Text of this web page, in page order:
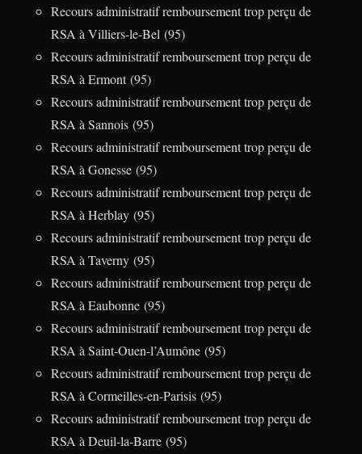
Recours administratif remboursement trop perçu de
RSA à Villiers-le-Bel (95)
Recours administratif remboursement trop perçu de
RSA à Ermont (95)
Recours administratif remboursement trop perçu de
RSA à Sannois (95)
Recours administratif remboursement trop perçu de
RSA à Gonesse (95)
Recours administratif remboursement trop perçu de
RSA à Herblay (95)
Recours administratif remboursement trop perçu de
RSA à Taverny (95)
Recours administratif remboursement trop perçu de
RSA à Eaubonne (95)
Recours administratif remboursement trop perçu de
RSA à Saint-Ouen-l’Aumône (95)
Recours administratif remboursement trop perçu de
RSA à Cormeilles-en-Parisis (95)
Recours administratif remboursement trop perçu de
RSA à Deuil-la-Barre (95)